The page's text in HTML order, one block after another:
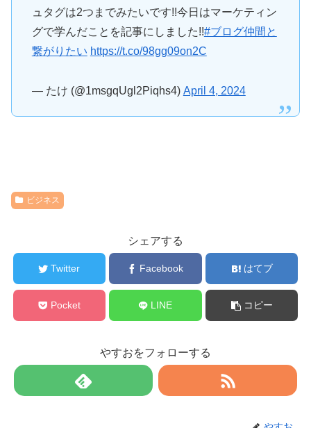
ュタグは2つまでみたいです!!今日はマーケティン
グで学んだことを記事にしました!!#ブログ仲間と
繋がりたい https://t.co/98gg09on2C
— たけ (@1msgqUgl2Piqhs4) April 4, 2024
ビジネス
シェアする
Twitter Facebook はてブ
Pocket LINE コピー
やすおをフォローする